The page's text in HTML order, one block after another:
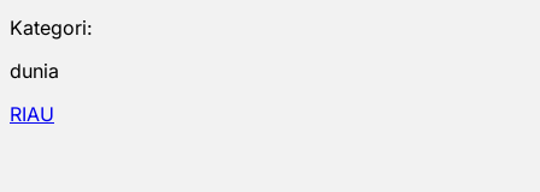
Kategori:
dunia
RIAU